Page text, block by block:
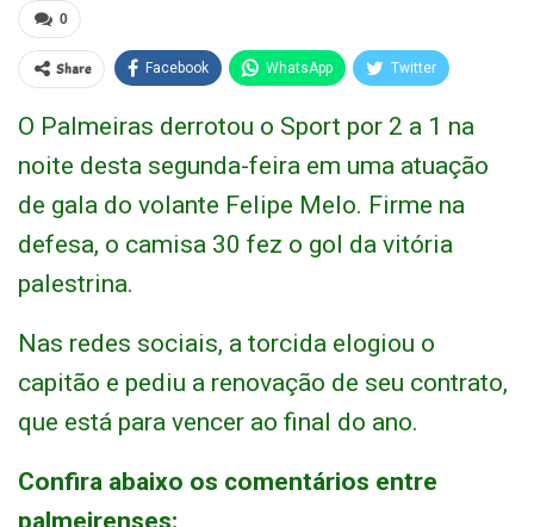
0
Share Facebook WhatsApp Twitter
O Palmeiras derrotou o Sport por 2 a 1 na
noite desta segunda-feira em uma atuação
de gala do volante Felipe Melo. Firme na
defesa, o camisa 30 fez o gol da vitória
palestrina.
Nas redes sociais, a torcida elogiou o
capitão e pediu a renovação de seu contrato,
que está para vencer ao final do ano.
Confira abaixo os comentários entre